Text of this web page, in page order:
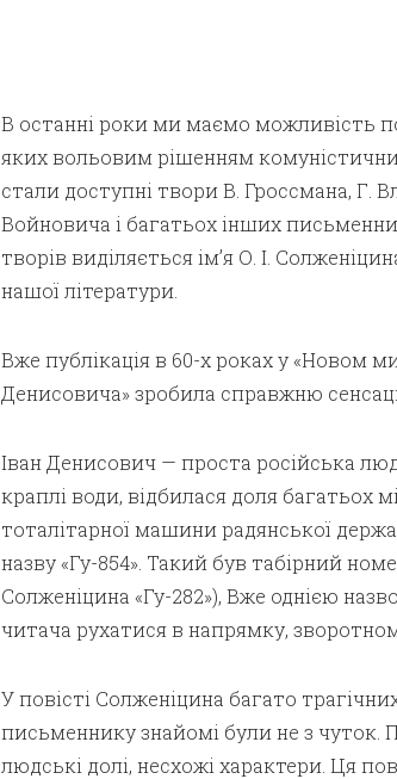
В останні роки ми маємо можливість
яких вольовим рішенням
стали доступні твори В. Гроссмана, Г.
Войновича і багатьох інших
творів виділяється ім’я О. І.
нашої літератури.
Вже публікація в 60-х роках у «Новом
Денисовича» зробила справжню
Іван Денисович — проста російська
краплі води, відбилася доля багатьох
тоталітарної машини радянської
назву «Гу-854». Такий був табірний
Солженіцина «Гу-282»), Вже однією
читача рухатися в напрямку,
У повісті Солженіцина багато
письменнику знайомі були не з чуток.
людські долі, несхожі характери. Ця